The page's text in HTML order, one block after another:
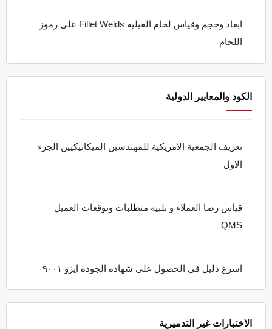
ابعاد وحجم وقياس لحام الفيليه Fillet Welds على رموز
اللحام
الكود والمعايير الدولية
تعريف الجمعية الامريكية للمهندسين الميكانيكيين الجزء
الاول
قياس رضا العملاء و تلبيه متطلبات وتوقعات العميل –
QMS
اسرع دليل في الحصول على شهادة الجودة ايزو ٩٠٠١
الاختبارات غير التدميرية